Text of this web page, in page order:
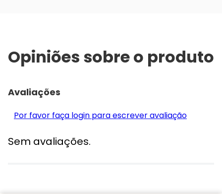
Opiniões sobre o produto
Avaliações
Por favor faça login para escrever avaliação
Sem avaliações.